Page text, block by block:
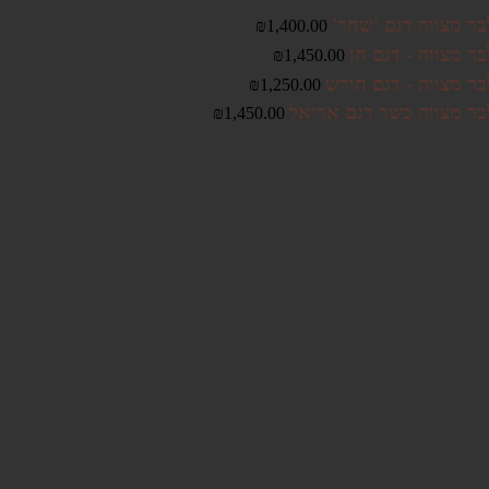
מצווה דגם 'שחר' ₪1,400.00
מצווה - דגם חן ₪1,450.00
מצווה - דגם חורש ₪1,250.00
מצווה כשר דגם אריאל ₪1,450.00